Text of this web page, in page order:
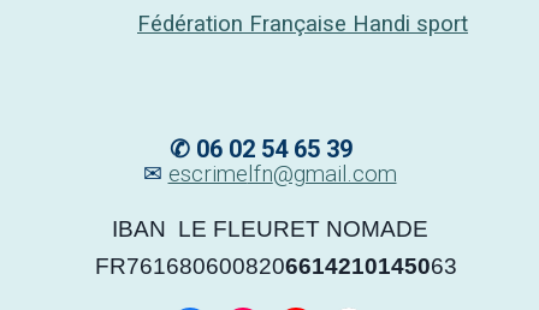
Fédération Française Handi sport
✆ 06 02 54 65 39
✉ escrime lfn@gmail.com
IBAN LE FLEURET NOMADE
FR7616806008206614210145063